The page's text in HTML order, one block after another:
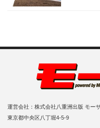
運営会社：株式会社八重洲出版 モー
東京都中央区八丁堀4-5-9